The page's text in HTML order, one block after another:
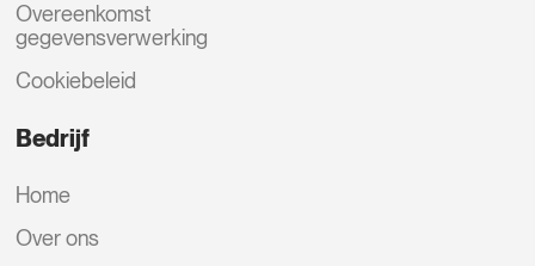
Overeenkomst
gegevensverwerking
Cookiebeleid
Bedrijf
Home
Over ons